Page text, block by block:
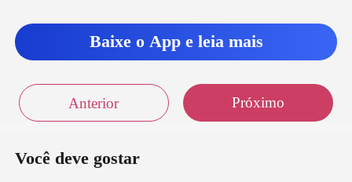
a não se aliment
Baixe o App e leia mais
Anterior Próximo
Você deve gostar